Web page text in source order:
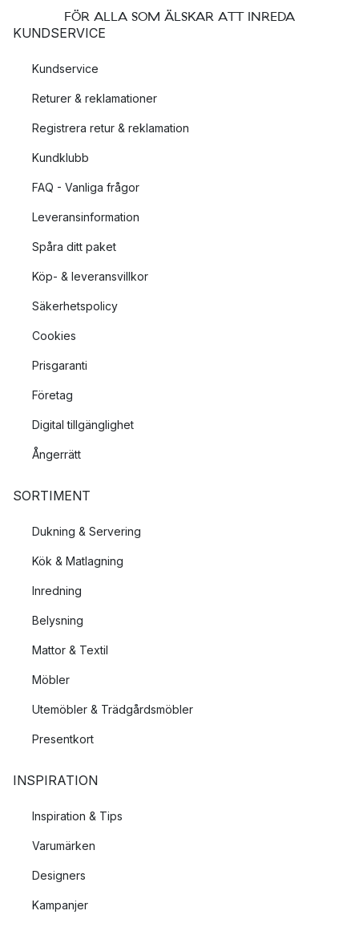
FÖR ALLA SOM ÄLSKAR ATT INREDA
KUNDSERVICE
Kundservice
Returer & reklamationer
Registrera retur & reklamation
Kundklubb
FAQ - Vanliga frågor
Leveransinformation
Spåra ditt paket
Köp- & leveransvillkor
Säkerhetspolicy
Cookies
Prisgaranti
Företag
Digital tillgänglighet
Ångerrätt
SORTIMENT
Dukning & Servering
Kök & Matlagning
Inredning
Belysning
Mattor & Textil
Möbler
Utemöbler & Trädgårdsmöbler
Presentkort
INSPIRATION
Inspiration & Tips
Varumärken
Designers
Kampanjer